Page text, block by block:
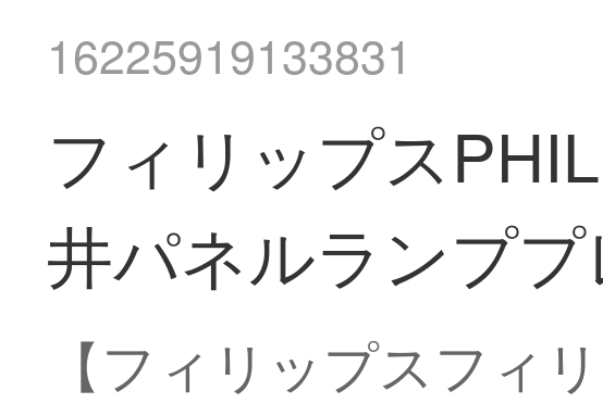
16225919133831
フィリップス
井パネルランプ
【フィリップスフィ